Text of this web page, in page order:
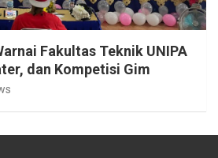
Fakultas Teknik UNIPA
dan Kompetisi Gim